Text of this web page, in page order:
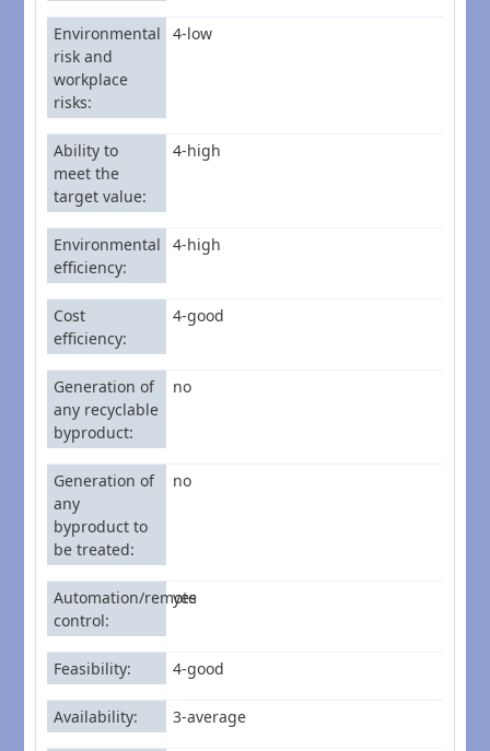
Environmental
risk and
workplace
risks
4-low
Ability to
meet the
target value
4-high
Environmental
efficiency
4-high
Cost
efficiency
4-good
Generation of
any recyclable
byproduct
no
Generation of
any
byproduct to
be treated
no
Automation/remote
control
yes
Feasibility 4-good
Availability 3-average